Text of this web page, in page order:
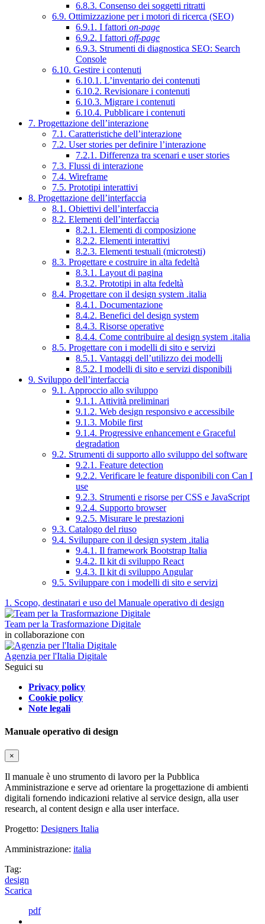
6.8.3. Consenso dei soggetti ritratti
6.9. Ottimizzazione per i motori di ricerca (SEO)
6.9.1. I fattori on-page
6.9.2. I fattori off-page
6.9.3. Strumenti di diagnostica SEO: Search
Console
6.10. Gestire i contenuti
6.10.1. L’inventario dei contenuti
6.10.2. Revisionare i contenuti
6.10.3. Migrare i contenuti
6.10.4. Pubblicare i contenuti
7. Progettazione dell’interazione
7.1. Caratteristiche dell’interazione
7.2. User stories per definire l’interazione
7.2.1. Differenza tra scenari e user stories
7.3. Flussi di interazione
7.4. Wireframe
7.5. Prototipi interattivi
8. Progettazione dell’interfaccia
8.1. Obiettivi dell’interfaccia
8.2. Elementi dell’interfaccia
8.2.1. Elementi di composizione
8.2.2. Elementi interattivi
8.2.3. Elementi testuali (microtesti)
8.3. Progettare e costruire in alta fedeltà
8.3.1. Layout di pagina
8.3.2. Prototipi in alta fedeltà
8.4. Progettare con il design system .italia
8.4.1. Documentazione
8.4.2. Benefici del design system
8.4.3. Risorse operative
8.4.4. Come contribuire al design system .italia
8.5. Progettare con i modelli di sito e servizi
8.5.1. Vantaggi dell’utilizzo dei modelli
8.5.2. I modelli di sito e servizi disponibili
9. Sviluppo dell’interfaccia
9.1. Approccio allo sviluppo
9.1.1. Attività preliminari
9.1.2. Web design responsivo e accessibile
9.1.3. Mobile first
9.1.4. Progressive enhancement e Graceful
degradation
9.2. Strumenti di supporto allo sviluppo del software
9.2.1. Feature detection
9.2.2. Verificare le feature disponibili con Can I
use
9.2.3. Strumenti e risorse per CSS e JavaScript
9.2.4. Supporto browser
9.2.5. Misurare le prestazioni
9.3. Catalogo del riuso
9.4. Sviluppare con il design system .italia
9.4.1. Il framework Bootstrap Italia
9.4.2. Il kit di sviluppo React
9.4.3. Il kit di sviluppo Angular
9.5. Sviluppare con i modelli di sito e servizi
1. Scopo, destinatari e uso del Manuale operativo di design
Team per la Trasformazione Digitale
in collaborazione con
Agenzia per l'Italia Digitale
Seguici su
Privacy policy
Cookie policy
Note legali
Manuale operativo di design
×
Il manuale è uno strumento di lavoro per la Pubblica
Amministrazione e serve ad orientare la progettazione di ambienti
digitali fornendo indicazioni relative al service design, alla user
research, al content design e alla user interface.
Progetto: Designers Italia
Amministrazione: italia
Tag:
design
Scarica
pdf